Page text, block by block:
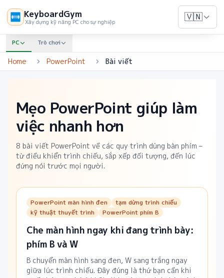
KeyboardGym
Xây dựng kỹ năng PC cho sự nghiệp 🇻🇳
PC Trò chơi
Home PowerPoint Bài viết
Mẹo PowerPoint giúp làm
việc nhanh hơn
8 bài viết PowerPoint về các quy trình dùng bàn phím –
từ điều khiển trình chiếu, sắp xếp đối tượng, đến lúc
đứng nói trước mọi người.
PowerPoint màn hình đen
tạm dừng trình chiếu
kỹ thuật thuyết trình
PowerPoint phím B
Che màn hình ngay khi đang trình bày:
phím B và W
B chuyển màn hình sang đen, W sang trắng ngay
giữa lúc trình chiếu. Đây đúng là thứ bạn cần khi